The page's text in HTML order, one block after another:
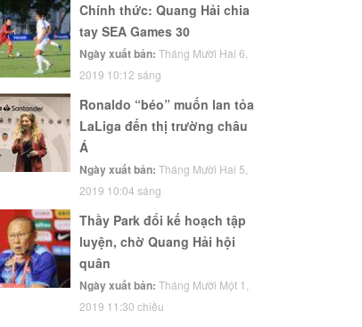
Chính thức: Quang Hải chia
tay SEA Games 30
Ngày xuất bản: Tháng Mười Hai 6,
2019 10:12 sáng
Ronaldo “béo” muốn lan tỏa
LaLiga đến thị trường châu
Á
Ngày xuất bản: Tháng Mười Hai 5,
2019 10:04 sáng
Thầy Park đổi kế hoạch tập
luyện, chờ Quang Hải hội
quân
Ngày xuất bản: Tháng Mười Một 1,
2019 11:30 chiều